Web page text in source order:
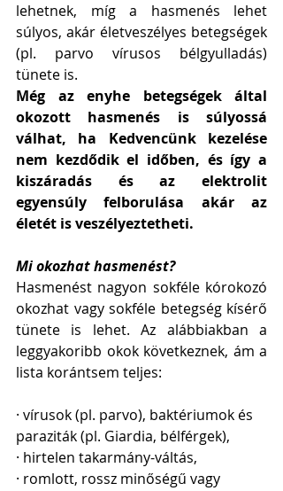
lehetnek, míg a hasmenés lehet
súlyos, akár életveszélyes betegségek
(pl. parvo vírusos bélgyulladás)
tünete is.
Még az enyhe betegségek által
okozott hasmenés is súlyossá
válhat, ha Kedvencünk kezelése
nem kezdődik el időben, és így a
kiszáradás és az elektrolit
egyensúly felborulása akár az
életét is veszélyeztetheti.
Mi okozhat hasmenést?
Hasmenést nagyon sokféle kórokozó
okozhat vagy sokféle betegség kísérő
tünete is lehet. Az alábbiakban a
leggyakoribb okok következnek, ám a
lista korántsem teljes:
· vírusok (pl. parvo), baktériumok és
paraziták (pl. Giardia, bélférgek),
· hirtelen takarmány-váltás,
· romlott, rossz minőségű vagy